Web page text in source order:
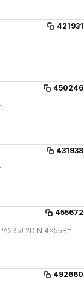
421931
450246
431938
455672
2DIN 4x55Вт
492660